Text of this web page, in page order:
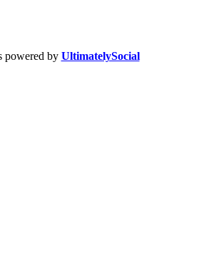
powered by UltimatelySocial